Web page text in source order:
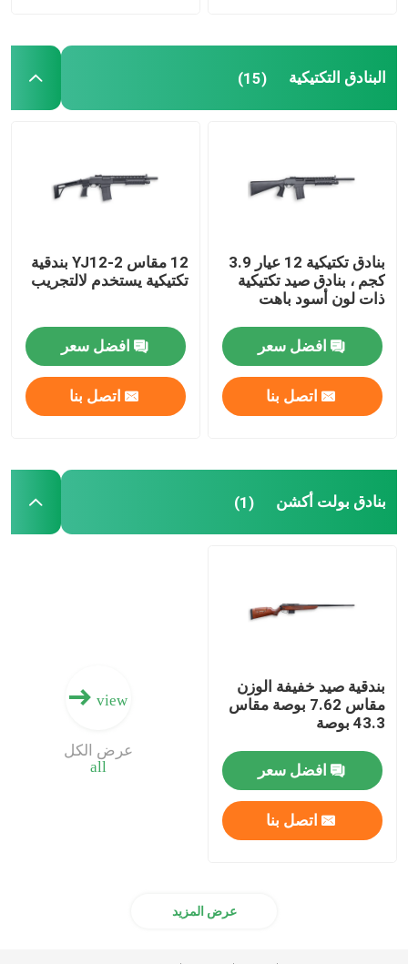
بنادق العمل بمضخة
بنادق الدفاع عن المنزل
البنادق التكتيكية
بنادق بولت أكشن
بنادق نصف آلية
ذخيرة البندقية
البصريات بندقية
البنادق التكتيكية (15)
بنادق تكتيكية 12 عيار 3.9
كجم ، بنادق صيد تكتيكية
ذات لون أسود باهت
افضل سعر
اتصل بنا
12 مقاس YJ12-2 بندقية
تكتيكية يستخدم لالتجريب
افضل سعر
اتصل بنا
بنادق بولت أكشن (1)
بندقية صيد خفيفة الوزن
مقاس 7.62 بوصة مقاس
43.3 بوصة
افضل سعر
اتصل بنا
view
all
عرض الكل
عرض المزيد